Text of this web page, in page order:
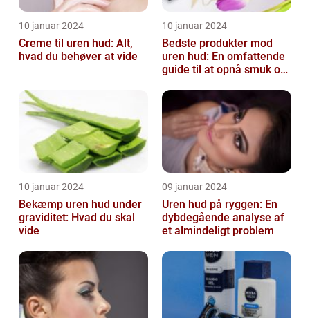
10 januar 2024
Creme til uren hud: Alt,
hvad du behøver at vide
10 januar 2024
Bedste produkter mod
uren hud: En omfattende
guide til at opnå smuk og
10 januar 2024
Bekæmp uren hud under
graviditet: Hvad du skal
vide
09 januar 2024
Uren hud på ryggen: En
dybdegående analyse af
et almindeligt problem